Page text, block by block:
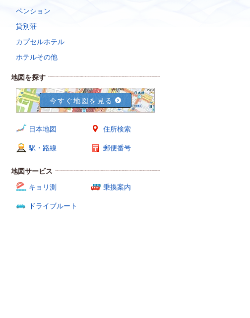
ペンション
貸別荘
カプセルホテル
ホテルその他
地図を探す
今すぐ地図を見る
日本地図 住所検索
駅・路線 郵便番号
地図サービス
キョリ測
乗換案内
ドライブルート